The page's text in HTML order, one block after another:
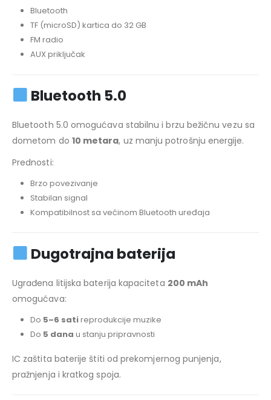
Bluetooth
TF (microSD) kartica do 32 GB
FM radio
AUX priključak
Bluetooth 5.0
Bluetooth 5.0 omogućava stabilnu i brzu bežičnu vezu sa
dometom do 10 metara, uz manju potrošnju energije.
Prednosti:
Brzo povezivanje
Stabilan signal
Kompatibilnost sa većinom Bluetooth uređaja
Dugotrajna baterija
Ugrađena litijska baterija kapaciteta 200 mAh
omogućava:
Do 5–6 satireprodukcije muzike
Do 5 dana u stanju pripravnosti
IC zaštita baterije štiti od prekomjernog punjenja,
pražnjenja i kratkog spoja.